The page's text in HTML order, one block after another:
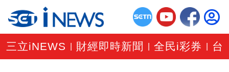
三立iNEWS 財經即時新聞 |全民i彩券 台